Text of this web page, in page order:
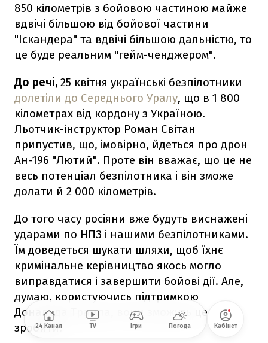
850 кілометрів з бойовою частиною майже
вдвічі більшою від бойової частини
"Іскандера" та вдвічі більшою дальністю, то
це буде реальним "гейм-ченджером".
До речі, 25 квітня українські безпілотники
долетіли до Середнього Уралу, що в 1 800
кілометрах від кордону з Україною.
Льотчик-інструктор Роман Світан
припустив, що, імовірно, йдеться про дрон
Ан-196 "Лютий". Проте він вважає, що це не
весь потенціал безпілотника і він зможе
долати й 2 000 кілометрів.
До того часу росіяни вже будуть виснажені
ударами по НПЗ і нашими безпілотниками.
Їм доведеться шукати шляхи, щоб їхнє
кримінальне керівництво якось могло
виправдатися і завершити бойові дії. Але,
думаю, користуючись підтримкою
Дональда Трампа, вони зможуть це
зробити.
24 Канал TV Ігри Погода Кабінет